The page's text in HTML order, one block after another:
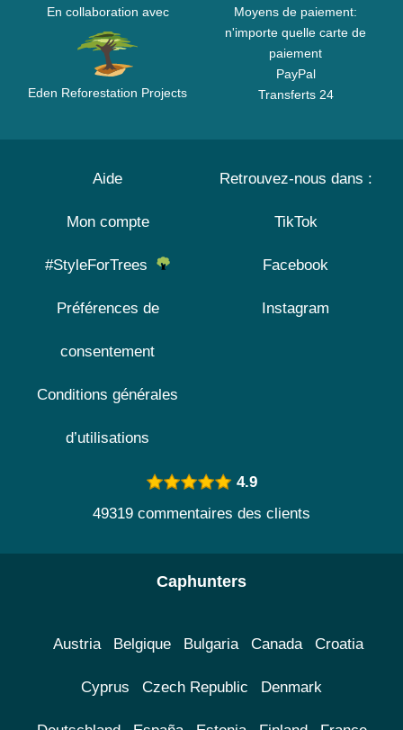
En collaboration avec
Eden Reforestation Projects
Moyens de paiement:
n'importe quelle carte de
paiement
PayPal
Transferts 24
Aide
Mon compte
#StyleForTrees
Préférences de
consentement
Conditions générales
d’utilisations
Retrouvez-nous dans :
TikTok
Facebook
Instagram
4.9
49319 commentaires des clients
Caphunters
Austria Belgique Bulgaria Canada Croatia
Cyprus Czech Republic Denmark